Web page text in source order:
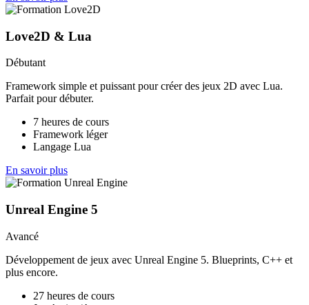
Love2D & Lua
Débutant
Framework simple et puissant pour créer des jeux 2D avec Lua.
Parfait pour débuter.
7 heures de cours
Framework léger
Langage Lua
En savoir plus
Unreal Engine 5
Avancé
Développement de jeux avec Unreal Engine 5. Blueprints, C++ et
plus encore.
27 heures de cours